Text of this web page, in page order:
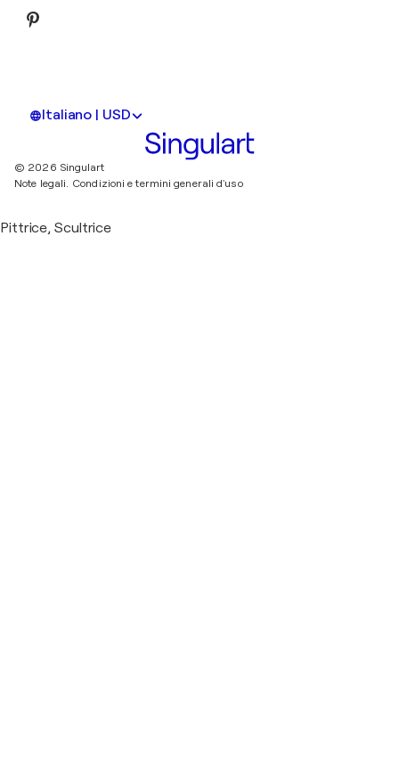
Italiano | USD
© 2026 Singulart
Note legali. Condizioni e termini generali d'uso
Pittrice, Scultrice